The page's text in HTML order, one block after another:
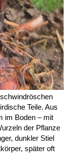
Teile. Aus
im Boden – mit
der Pflanze
dunkler Stiel
später oft